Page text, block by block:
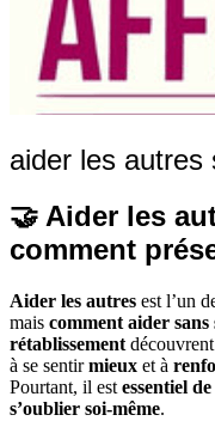
aider les autres
🤝 Aider les
comment
Aider les autres est l’un
mais comment aider sans
rétablissement
à se sentirmieux et à
Pourtant, il est essentiel
s’oublier soi-même.